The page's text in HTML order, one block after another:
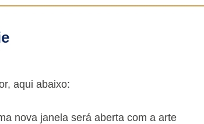
aqui abaixo:
nova janela será aberta com a arte